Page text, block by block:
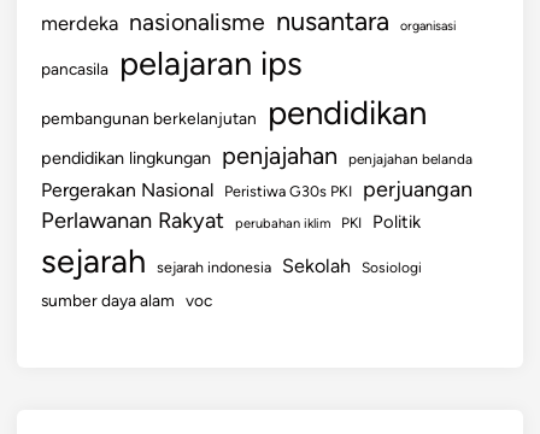
h
a
merdeka nasionalisme nusantara organisasi
pancasila pelajaran ips
pembangunan berkelanjutan pendidikan
pendidikan lingkungan penjajahan penjajahan belanda
Pergerakan Nasional Peristiwa G30s PKI perjuangan
Perlawanan Rakyat perubahan iklim PKI Politik
sejarah sejarah indonesia Sekolah Sosiologi
sumber daya alam voc